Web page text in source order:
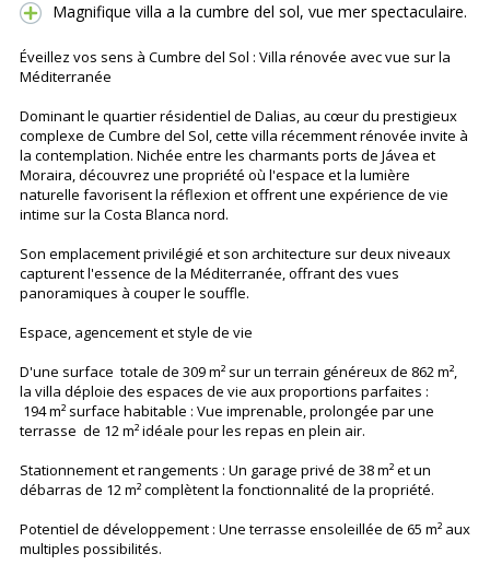
Magnifique villa a la cumbre del sol, vue mer spectaculaire.
Éveillez vos sens à Cumbre del Sol : Villa rénovée avec vue sur la
Méditerranée
Dominant le quartier résidentiel de Dalias, au cœur du prestigieux
complexe de Cumbre del Sol, cette villa récemment rénovée invite à
la contemplation. Nichée entre les charmants ports de Jávea et
Moraira, découvrez une propriété où l'espace et la lumière
naturelle favorisent la réflexion et offrent une expérience de vie
intime sur la Costa Blanca nord.
Son emplacement privilégié et son architecture sur deux niveaux
capturent l'essence de la Méditerranée, offrant des vues
panoramiques à couper le souffle.
Espace, agencement et style de vie
D'une surface totale de 309 m² sur un terrain généreux de 862 m²,
la villa déploie des espaces de vie aux proportions parfaites :
194 m² surface habitable : Vue imprenable, prolongée par une
terrasse de 12 m² idéale pour les repas en plein air.
Stationnement et rangements : Un garage privé de 38 m² et un
débarras de 12 m² complètent la fonctionnalité de la propriété.
Potentiel de développement : Une terrasse ensoleillée de 65 m² aux
multiples possibilités.